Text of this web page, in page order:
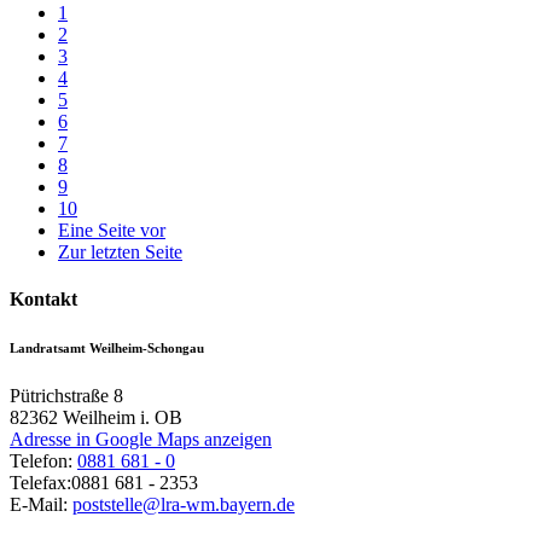
1
2
3
4
5
6
7
8
9
10
Eine Seite vor
Zur letzten Seite
Kontakt
Landratsamt Weilheim-Schongau
Pütrichstraße 8
82362 Weilheim i. OB
Adresse in Google Maps anzeigen
Telefon: 0881 681 - 0
Telefax:0881 681 - 2353
E-Mail: poststelle@lra-wm.bayern.de